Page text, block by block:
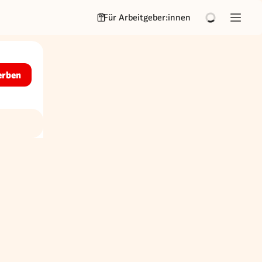
Für Arbeitgeber:innen